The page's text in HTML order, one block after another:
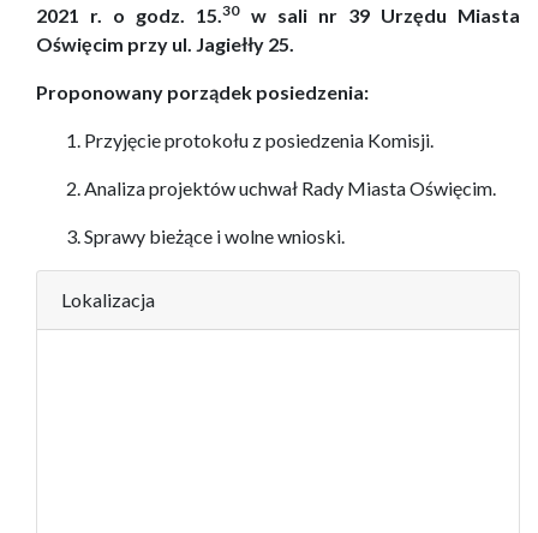
2021 r. o godz. 15.30w sali nr 39 Urzędu Miasta
Oświęcim przy ul. Jagiełły 25.
Proponowany porządek posiedzenia:
Przyjęcie protokołu z posiedzenia Komisji.
Analiza projektów uchwał Rady Miasta Oświęcim.
Sprawy bieżące i wolne wnioski.
Lokalizacja